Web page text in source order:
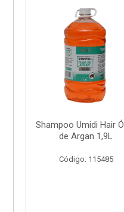
Shampoo Umidi Hair
de Argan 1,9L
Código: 115485